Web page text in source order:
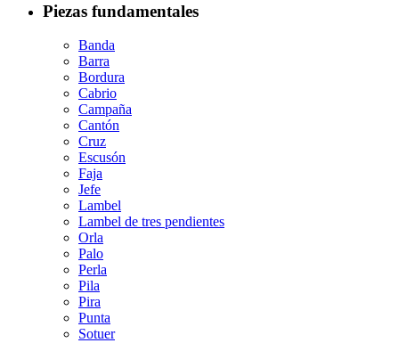
Piezas fundamentales
Banda
Barra
Bordura
Cabrio
Campaña
Cantón
Cruz
Escusón
Faja
Jefe
Lambel
Lambel de tres pendientes
Orla
Palo
Perla
Pila
Pira
Punta
Sotuer